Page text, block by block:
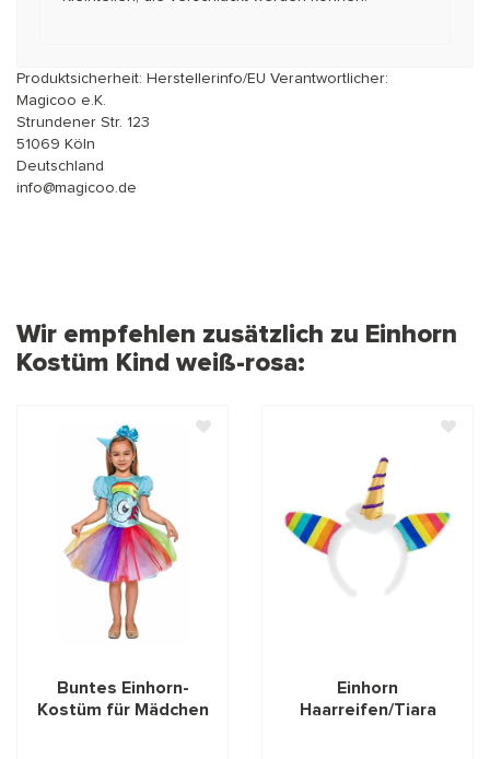
Produktsicherheit: Herstellerinfo/EU Verantwortlicher:
Magicoo e.K.
Strundener Str. 123
51069 Köln
Deutschland
info@magicoo.de
Wir empfehlen zusätzlich zu Einhorn
Kostüm Kind weiß-rosa:
Buntes Einhorn-
Kostüm für Mädchen
Einhorn
Haarreifen/Tiara